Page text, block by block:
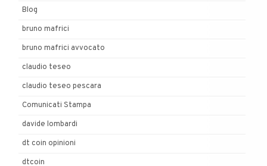
Blog
bruno mafrici
bruno mafrici avvocato
claudio teseo
claudio teseo pescara
Comunicati Stampa
davide lombardi
dt coin opinioni
dtcoin